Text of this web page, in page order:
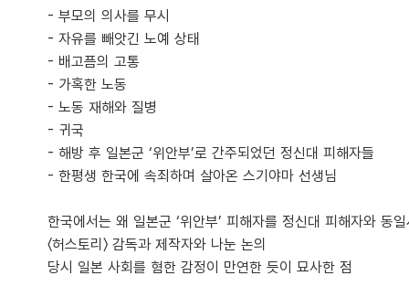
- 부모의 의사를 무시
- 자유를 빼앗긴 노예 상태
- 배고픔의 고통
- 가혹한 노동
- 노동 재해와 질병
- 귀국
- 해방 후 일본군 ‘위안부’로 간주되었던 정신대 피해자들
- 한평생 한국에 속죄하며 살아온 스기야마 선생님
한국에서는 왜 일본군 ‘위안부’ 피해자를 정신대 피해자와 동
〈허스토리〉 감독과 제작자와 나눈 논의
당시 일본 사회를 혐한 감정이 만연한 듯이 묘사한 점